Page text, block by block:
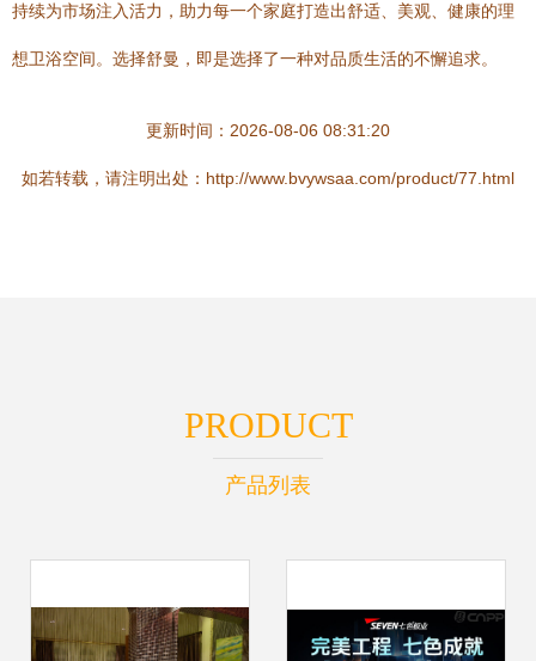
持续为市场注入活力，助力每一个家庭打造出舒适、美观、健康的理
想卫浴空间。选择舒曼，即是选择了一种对品质生活的不懈追求。
更新时间：2026-08-06 08:31:20
如若转载，请注明出处：http://www.bvywsaa.com/product/77.html
PRODUCT
产品列表